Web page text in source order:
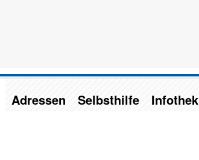
Adressen Selbsthilfe Infothek